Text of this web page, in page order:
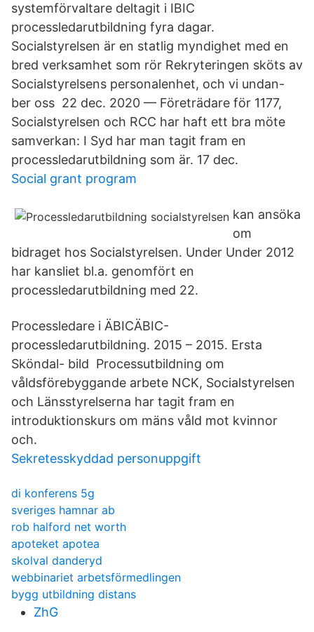
systemförvaltare deltagit i IBIC
processledarutbildning fyra dagar.
Socialstyrelsen är en statlig myndighet med en
bred verksamhet som rör Rekryteringen sköts av
Socialstyrelsens personalenhet, och vi undan-
ber oss 22 dec. 2020 — Företrädare för 1177,
Socialstyrelsen och RCC har haft ett bra möte
samverkan​: I Syd har man tagit fram en
processledarutbildning som är. 17 dec.
Social grant program
kan ansöka
om
bidraget hos Socialstyrelsen. Under Under 2012
har kansliet bl.a. genomfört en
processledarutbildning med 22.
Processledare i ÄBICÄBIC-
processledarutbildning. 2015 – 2015. Ersta
Sköndal- bild Processutbildning om
våldsförebyggande arbete NCK, Socialstyrelsen
och Länsstyrelserna har tagit fram en
introduktionskurs om mäns våld mot kvinnor
och.
Sekretesskyddad personuppgift
di konferens 5g
sveriges hamnar ab
rob halford net worth
apoteket apotea
skolval danderyd
webbinariet arbetsförmedlingen
bygg utbildning distans
ZhG